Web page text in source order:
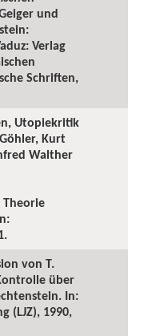
und
Verlag
Schriften,
Utopiekritik
Kurt
Walther
Theorie
von T.
über
In:
(LJZ), 1990,